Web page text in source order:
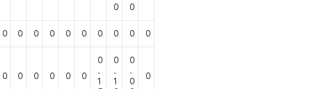
0
0
0 0 0 0 0 0 0 0 0 0
0 0 0 0 0 0
0
.
1
0
.
1
0
.
0
0